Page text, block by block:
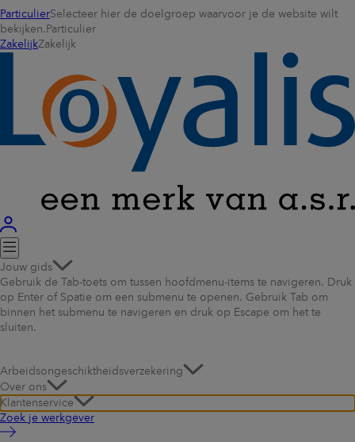
ParticulierSelecteer hier de doelgroep waarvoor je de website wilt
bekijken. Particulier
ZakelijkZakelijk
Jouw gids
Gebruik de Tab-toets om tussen hoofdmenu-items te navigeren. Druk
op Enter of Spatie om een submenu te openen. Gebruik Tab om
binnen het submenu te navigeren en druk op Escape om het te
sluiten.
Arbeidsongeschiktheidsverzekering
Over ons
Klantenservice
Zoek je werkgever